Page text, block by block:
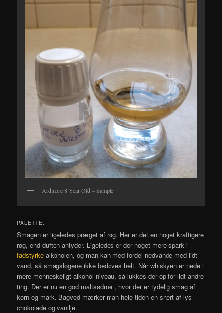
Ardmore 8 Year Old – Sample
PALETTE:
Smagen er ligeledes præget af røg. Her er det en noget kraftigere
røg, end duften antyder. Ligeledes er der noget mere spark i
fadstyrke alkoholen, og man kan med fordel nedvande med lidt
vand, så smagsløgene ikke bedøves helt. Når whiskyen er nede i
mere menneskeligt alkohol niveau, så lukkes der op for lidt andre
ting. Der er nu en god maltsødme , hvor der er tydelig smag af
korn og mark. Bagved mærker man hele tiden en snert af lys
chokolade og vanilje.